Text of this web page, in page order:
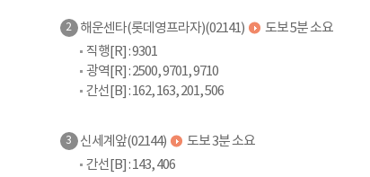
2 해운센타(롯데영프라자)(02141)
도보 5분 소요
직행[R] : 9301
광역[R] : 2500, 9701, 9710
간선[B] : 162, 163, 201, 506
3 신세계앞(02144)
도보 3분 소요
간선[B] : 143, 406